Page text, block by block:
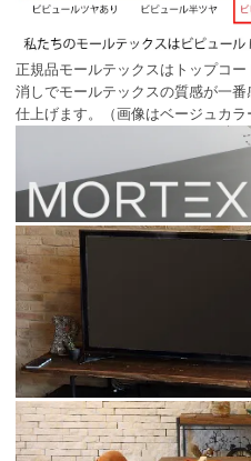
正規品モールテックスはトップコ
消しでモールテックスの質感が一
仕上げます。（画像はベージュカラ